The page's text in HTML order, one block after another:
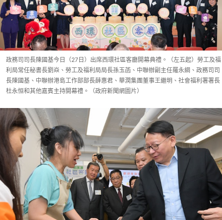
政務司司長陳國基今日（27日）出席西環社區客廳開幕典禮。（左五起）勞工及福
利局常任秘書長劉焱、勞工及福利局局長孫玉菡、中聯辦副主任羅永綱、政務司司
長陳國基、中聯辦港島工作部部長薛惠君、華潤集團董事王繼明、社會福利署署長
杜永恒和其他嘉賓主持開幕禮。（政府新聞網圖片）